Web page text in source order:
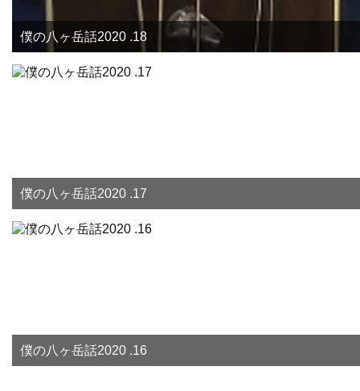
僕の八ヶ岳話2020 .18
僕の八ヶ岳話2020 .17
僕の八ヶ岳話2020 .16